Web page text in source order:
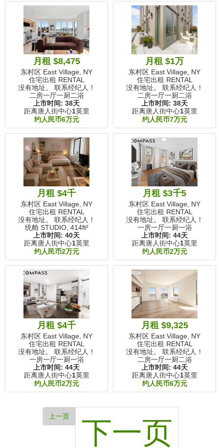
月租 $8,475
东村区 East Village, NY
住宅出租 RENTAL
没有地址。 联系经纪人！
二房一厅一厨二浴
上市时间: 38天
距离唐人街中心1英里
约人民币6万元
月租 $1万
东村区 East Village, NY
住宅出租 RENTAL
没有地址。 联系经纪人！
二房一厅一厨二浴
上市时间: 38天
距离唐人街中心1英里
约人民币7万元
月租 $4千
东村区 East Village, NY
住宅出租 RENTAL
没有地址。 联系经纪人！
统舱 STUDIO, 414ft²
上市时间: 40天
距离唐人街中心1英里
约人民币2万元
月租 $3千5
东村区 East Village, NY
住宅出租 RENTAL
没有地址。 联系经纪人！
一房一厅一厨一浴
上市时间: 44天
距离唐人街中心1英里
约人民币2万元
月租 $4千
东村区 East Village, NY
住宅出租 RENTAL
没有地址。 联系经纪人！
一房一厅一厨一浴
上市时间: 44天
距离唐人街中心1英里
约人民币2万元
月租 $9,325
东村区 East Village, NY
住宅出租 RENTAL
没有地址。 联系经纪人！
二房一厅一厨二浴
上市时间: 44天
距离唐人街中心1英里
约人民币6万元
上一页 下一页